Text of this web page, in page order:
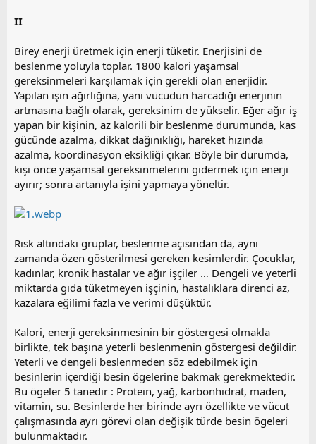
II
Birey enerji üretmek için enerji tüketir. Enerjisini de
beslenme yoluyla toplar. 1800 kalori yaşamsal
gereksinmeleri karşılamak için gerekli olan enerjidir.
Yapılan işin ağırlığına, yani vücudun harcadığı enerjinin
artmasına bağlı olarak, gereksinim de yükselir. Eğer ağır iş
yapan bir kişinin, az kalorili bir beslenme durumunda, kas
gücünde azalma, dikkat dağınıklığı, hareket hızında
azalma, koordinasyon eksikliği çıkar. Böyle bir durumda,
kişi önce yaşamsal gereksinmelerini gidermek için enerji
ayırır; sonra artanıyla işini yapmaya yöneltir.
Risk altındaki gruplar, beslenme açısından da, aynı
zamanda özen gösterilmesi gereken kesimlerdir. Çocuklar,
kadınlar, kronik hastalar ve ağır işçiler … Dengeli ve yeterli
miktarda gıda tüketmeyen işçinin, hastalıklara direnci az,
kazalara eğilimi fazla ve verimi düşüktür.
Kalori, enerji gereksinmesinin bir göstergesi olmakla
birlikte, tek başına yeterli beslenmenin göstergesi değildir.
Yeterli ve dengeli beslenmeden söz edebilmek için
besinlerin içerdiği besin ögelerine bakmak gerekmektedir.
Bu ögeler 5 tanedir : Protein, yağ, karbonhidrat, maden,
vitamin, su. Besinlerde her birinde ayrı özellikte ve vücut
çalışmasında ayrı görevi olan değişik türde besin ögeleri
bulunmaktadır.